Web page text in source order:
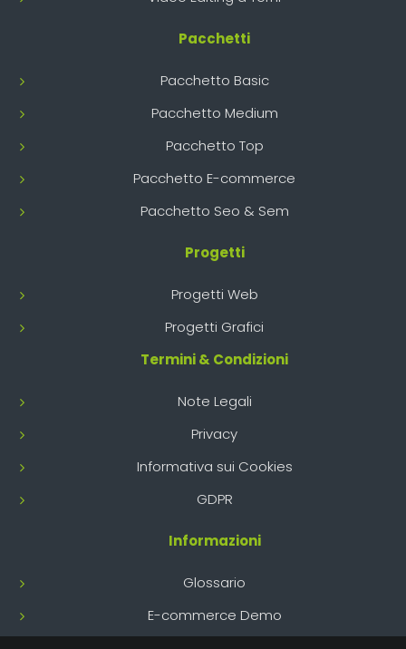
Pacchetti
Pacchetto Basic
Pacchetto Medium
Pacchetto Top
Pacchetto E-commerce
Pacchetto Seo & Sem
Progetti
Progetti Web
Progetti Grafici
Termini & Condizioni
Note Legali
Privacy
Informativa sui Cookies
GDPR
Informazioni
Glossario
E-commerce Demo